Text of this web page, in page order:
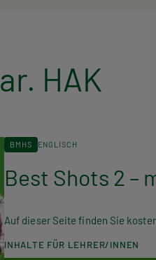
HAK
BMHS ENGLISCH
Best Shots 2 –
Auf dieser Seite finden Sie
INHALTE FÜR LEHRER/INNEN